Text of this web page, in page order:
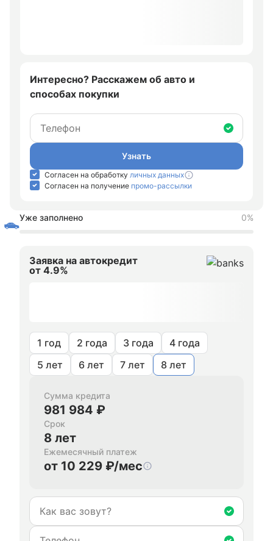
Интересно? Расскажем об авто и
способах покупки
Узнать
Согласен на обработку личных данных
Согласен на получение промо-рассылки
Уже заполнено 0%
Заявка на автокредит
от 4.9%
1 год 2 года 3 года
4 года
5 лет
6 лет 7 лет 8 лет
Сумма кредита
981 984 ₽
Срок
8 лет
Ежемесячный платеж
от 10 229 ₽/мес